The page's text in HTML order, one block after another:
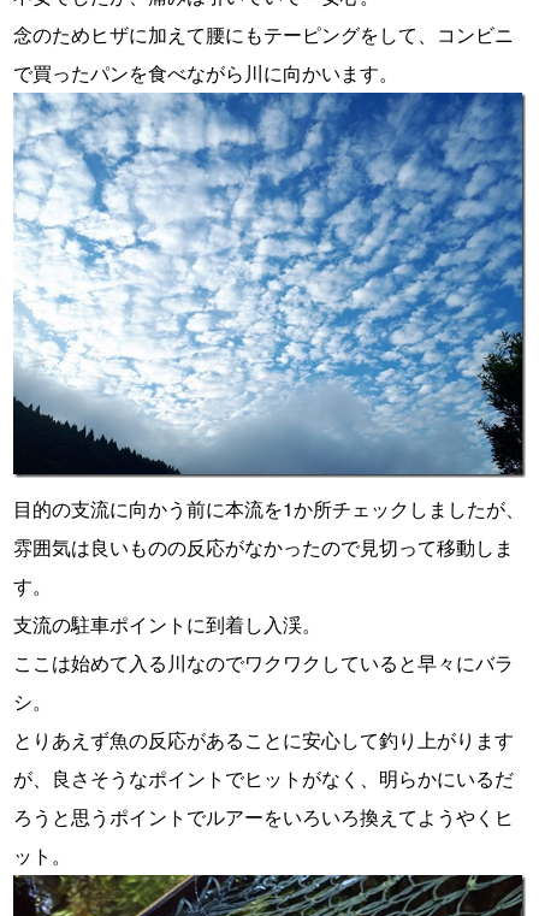
念のためヒザに加えて腰にもテーピングをして、コンビニ
で買ったパンを食べながら川に向かいます。
目的の支流に向かう前に本流を1か所チェックしましたが、
雰囲気は良いものの反応がなかったので見切って移動しま
す。
支流の駐車ポイントに到着し入渓。
ここは始めて入る川なのでワクワクしていると早々にバラ
シ。
とりあえず魚の反応があることに安心して釣り上がります
が、良さそうなポイントでヒットがなく、明らかにいるだ
ろうと思うポイントでルアーをいろいろ換えてようやくヒ
ット。